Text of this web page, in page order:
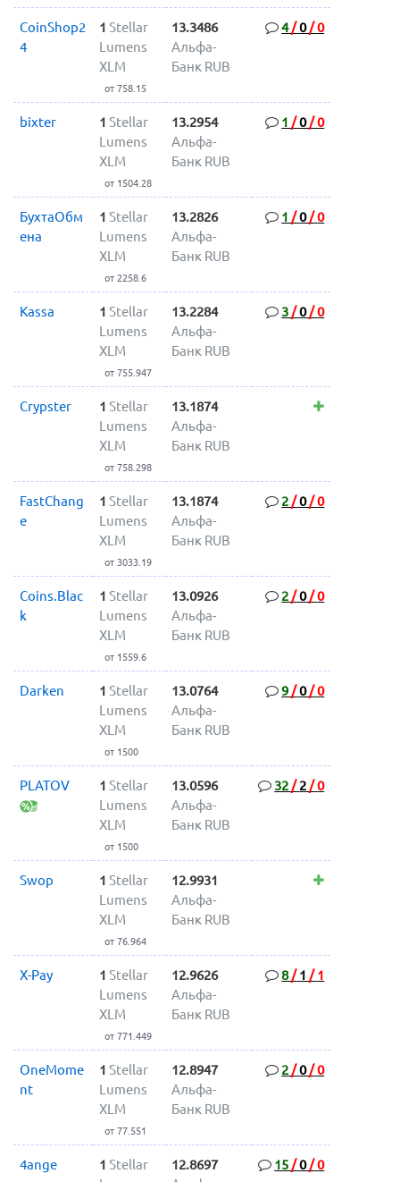
CoinShop2
4
1 Stellar
Lumens
XLM
от 758.15
13.3486
Альфа-
Банк RUB
4/0/0
bixter 1 Stellar
Lumens
XLM
от 1504.28
13.2954
Альфа-
Банк RUB
1 /0/0
БухтаОбм
ена
1 Stellar
Lumens
XLM
от 2258.6
13.2826
Альфа-
Банк RUB
1 /0/0
Kassa 1 Stellar
Lumens
XLM
от 755.947
13.2284
Альфа-
Банк RUB
3 /0/0
Crypster 1 Stellar
Lumens
XLM
от 758.298
13.1874
Альфа-
Банк RUB
FastChang
e
1 Stellar
Lumens
XLM
от 3033.19
13.1874
Альфа-
Банк RUB
2 /0/0
Coins.Blac
k
1 Stellar
Lumens
XLM
от 1559.6
13.0926
Альфа-
Банк RUB
2 /0/0
Darken 1 Stellar
Lumens
XLM
от 1500
13.0764
Альфа-
Банк RUB
9 /0/0
PLATOV 1 Stellar
Lumens
XLM
от 1500
13.0596
Альфа-
Банк RUB
32 / 2 /0
Swop 1 Stellar
Lumens
XLM
от 76.964
12.9931
Альфа-
Банк RUB
X-Pay 1 Stellar
Lumens
XLM
от 771.449
12.9626
Альфа-
Банк RUB
8/ 1 / 1
OneMome
nt
1 Stellar
Lumens
XLM
от 77.551
12.8947
Альфа-
Банк RUB
2 /0/0
4ange 1 Stellar
12.8697
15 /0/0